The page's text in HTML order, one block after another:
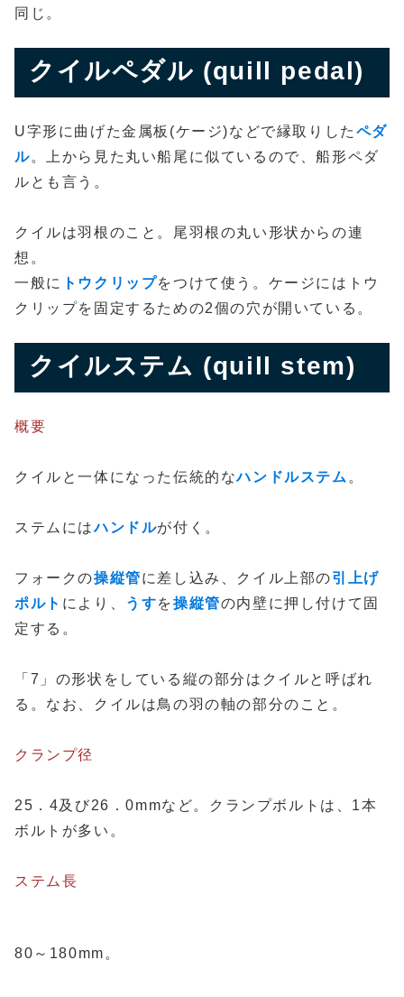
同じ。
クイルペダル (quill pedal)
U字形に曲げた金属板(ケージ)などで縁取りした ペダ
ル。上から見た丸い船尾に似ているので、船形ペダ
ルとも言う。
クイルは羽根のこと。尾羽根の丸い形状からの連
想。
一般に
トウクリップをつけて使う。ケージにはトウ
クリップを固定するための2個の穴が開いている。
クイルステム (quill stem)
概要
クイルと一体になった伝統的なハンドルステム 。
ステムにはハンドルが付く。
フォークの操縦管に差し込み、クイル上部の引上げ
ポルト により、 うすを操縦管の内壁に押し付けて固
定する。
「7」の形状をしている縦の部分はクイルと呼ばれ
る。なお、クイルは鳥の羽の軸の部分のこと。
クランプ径
25．4及び26．0mmなど。クランプボルトは、1本
ボルトが多い。
ステム長
80～180mm。